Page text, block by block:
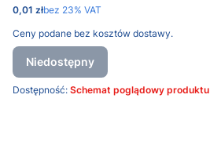
Cena netto
0,01 złbez 23% VAT
Ceny podane bez kosztów dostawy.
Niedostępny
Dostępność: Schemat poglądowy produktu